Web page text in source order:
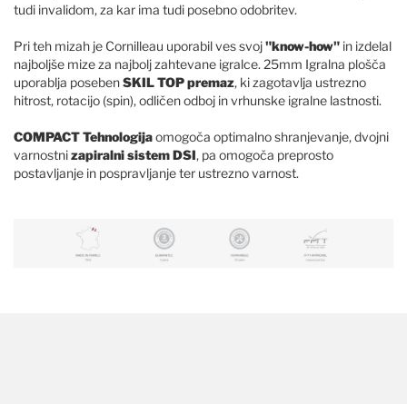
tudi invalidom, za kar ima tudi posebno odobritev.
Pri teh mizah je Cornilleau uporabil ves svoj"know-how" in izdelal
najboljše mize za najbolj zahtevane igralce. 25mm Igralna plošča
uporablja posebenSKIL TOP premaz, ki zagotavlja ustrezno
hitrost, rotacijo (spin), odličen odboj in vrhunske igralne lastnosti.
COMPACT Tehnologijaomogoča optimalno shranjevanje, dvojni
varnostnizapiralni sistem DSI, pa omogoča preprosto
postavljanje in pospravljanje ter ustrezno varnost.